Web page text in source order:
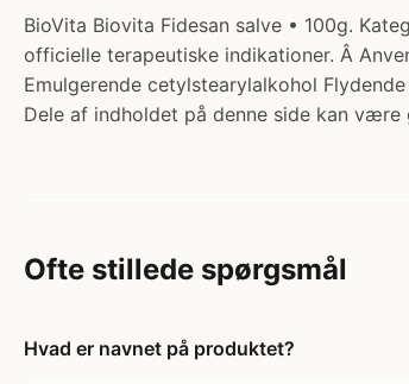
BioVita Biovita Fidesan salve • 100g.
officielle terapeutiske indikationer. Â
Emulgerende cetylstearylalkohol
Dele af indholdet på denne side kan
Ofte stillede spørgsmål
Hvad er navnet på produktet?